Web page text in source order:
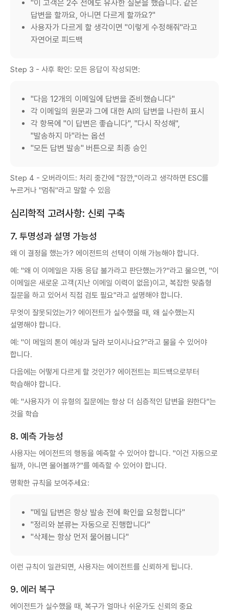
"이 고객은 2주 전에도 유사한 질문을 했습니다. 같은
답변을 할까요, 아니면 다르게 할까요?"
사용자가 다르게 할 생각이면 "이렇게 수정해줘"라고
자연어로 피드백
Step 3 - 사후 확인: 모든 응답이 작성되면:
"다음 12개의 이메일에 답변을 준비했습니다"
각 이메일의 원문과 그에 대한 AI의 답변을 나란히 표시
각 항목에 "이 답변은 좋습니다", "다시 작성해",
"발송하지 마"라는 옵션
"모든 답변 발송" 버튼으로 최종 승인
Step 4 - 오버라이드: 처리 중간에 "잠깐,"이라고 생각하면 ESC를
누르거나 "멈춰"라고 말할 수 있음
심리학적 고려사항: 신뢰 구축
7. 투명성과 설명 가능성
왜 이 결정을 했는가? 에이전트의 선택이 이해 가능해야 합니다.
예: "왜 이 이메일은 자동 응답 불가라고 판단했는가?"라고 물으면, "이
이메일은 새로운 고객(지난 이메일 이력이 없음)이고, 복잡한 맞춤형
질문을 하고 있어서 직접 검토 필요"라고 설명해야 합니다.
무엇이 잘못되었는가? 에이전트가 실수했을 때, 왜 실수했는지
설명해야 합니다.
예: "이 메일의 톤이 예상과 달라 보이시나요?"라고 물을 수 있어야
합니다.
다음에는 어떻게 다르게 할 것인가? 에이전트는 피드백으로부터
학습해야 합니다.
예: "사용자가 이 유형의 질문에는 항상 더 심층적인 답변을 원한다"는
것을 학습
8. 예측 가능성
사용자는 에이전트의 행동을 예측할 수 있어야 합니다. "이건 자동으로
될까, 아니면 물어볼까?"를 예측할 수 있어야 합니다.
명확한 규칙을 보여주세요:
"메일 답변은 항상 발송 전에 확인을 요청합니다"
"정리와 분류는 자동으로 진행합니다"
"삭제는 항상 먼저 물어봅니다"
이런 규칙이 일관되면, 사용자는 에이전트를 신뢰하게 됩니다.
9. 에러 복구
에이전트가 실수했을 때, 복구가 얼마나 쉬운가도 신뢰의 중요